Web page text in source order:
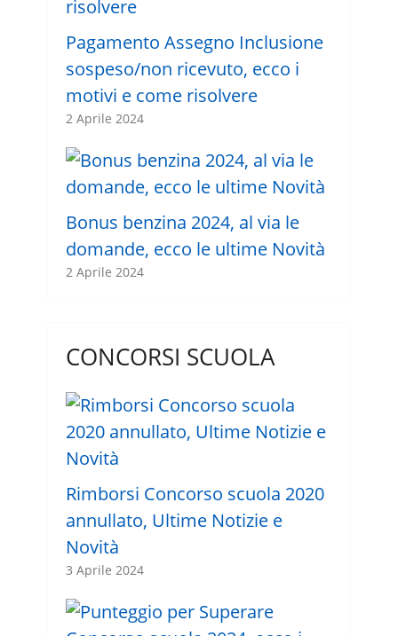
Pagamento Assegno Inclusione
sospeso/non ricevuto, ecco i
motivi e come risolvere
2 Aprile 2024
Bonus benzina 2024, al via le
domande, ecco le ultime Novità
2 Aprile 2024
CONCORSI SCUOLA
Rimborsi Concorso scuola 2020
annullato, Ultime Notizie e
Novità
3 Aprile 2024